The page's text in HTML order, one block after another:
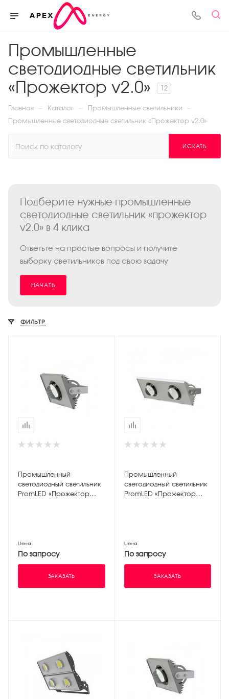
Промышленные
светодиодные светильник
«Прожектор v2.0»
12
Главная — Каталог — Промышленные светильники —
Промышленные светодиодные светильник «Прожектор v2.0»
ИСКАТЬ
Подберите нужные промышленные
светодиодные светильник «прожектор
v2.0» в 4 клика
Ответьте на простые вопросы и получите
выборку светильников под свою задачу
НАЧАТЬ
ФИЛЬТР
Промышленный
светодиодный светильник
PromLED «Прожектор
Цена
По запросу
ЗАКАЗАТЬ
Промышленный
светодиодный светильник
PromLED «Прожектор
Цена
По запросу
ЗАКАЗАТЬ